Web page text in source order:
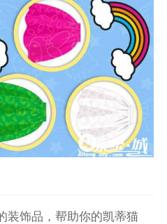
装饰品，帮助你的凯蒂猫